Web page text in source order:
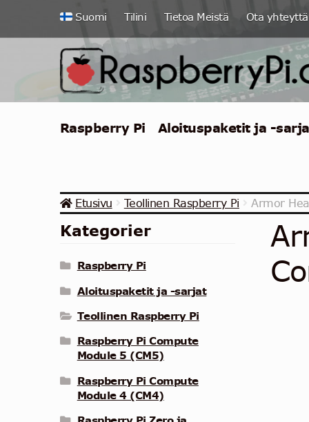
Siirry
SiirrySuomi Tilini Tietoa Meistä Ota yhteyttä
Raspberry Pi Aloituspaketit ja -
Etusivu Teollinen Raspberry Pi Armor
Kategorier
Raspberry Pi
Aloituspaketit ja -sarjat
Teollinen Raspberry Pi
Raspberry Pi Compute
Module 5 (CM5)
Raspberry Pi Compute
Module 4 (CM4)